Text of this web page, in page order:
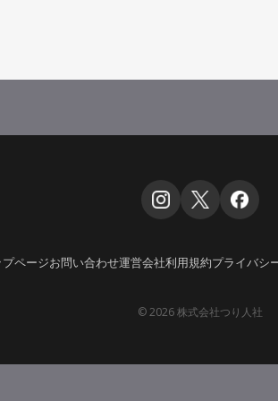
ページお問い合わせ運営会社利用規約プライバシ
© 2026 株式会社つり人社